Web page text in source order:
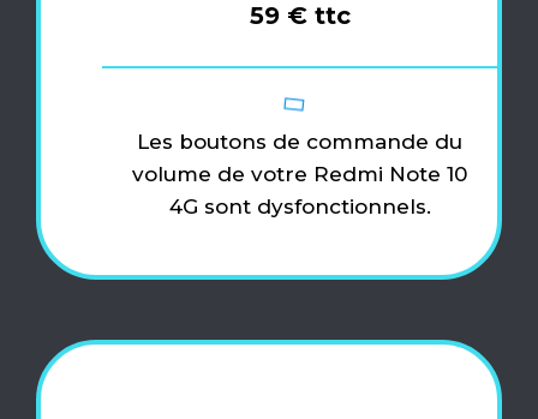
59 € ttc
Les boutons de commande du
volume de votre Redmi Note 10
4G sont dysfonctionnels.